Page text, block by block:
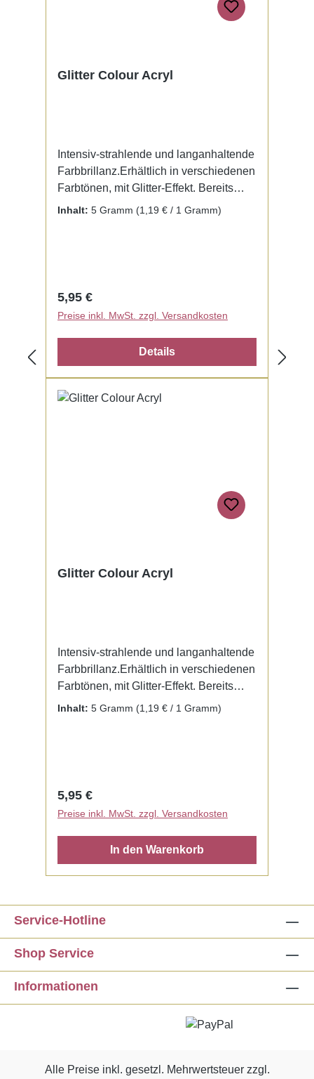
Glitter Colour Acryl
Intensiv-strahlende und langanhaltende
Farbbrillanz.Erhältlich in verschiedenen
Farbtönen, mit Glitter-Effekt. Bereits
fertig zur Benutzung mit Liquid. Kein
Inhalt: 5 Gramm (1,19 € / 1 Gramm)
Regulärer Preis:
5,95 €
Preise inkl. MwSt. zzgl. Versandkosten
Details
Glitter Colour Acryl
Intensiv-strahlende und langanhaltende
Farbbrillanz.Erhältlich in verschiedenen
Farbtönen, mit Glitter-Effekt. Bereits
fertig zur Benutzung mit Liquid. Kein
Inhalt: 5 Gramm (1,19 € / 1 Gramm)
Regulärer Preis:
5,95 €
Preise inkl. MwSt. zzgl. Versandkosten
In den Warenkorb
Service-Hotline
Shop Service
Informationen
Alle Preise inkl. gesetzl. Mehrwertsteuer zzgl.